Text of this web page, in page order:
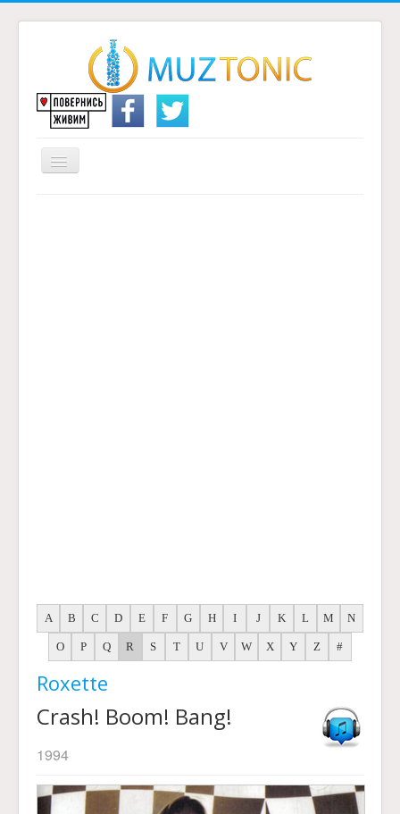
Перемикач
навігації
A B C D E F G H I J K L M N
O P Q R S T U V W X Y Z #
Roxette
Crash! Boom! Bang!
1994